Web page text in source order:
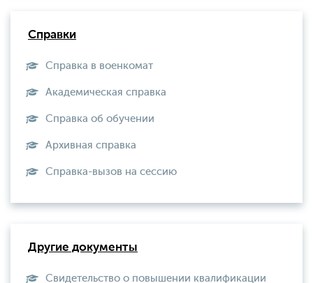
Справки
Справка в военкомат
Академическая справка
Справка об обучении
Архивная справка
Справка-вызов на сессию
Другие документы
Свидетельство о повышении квалификации